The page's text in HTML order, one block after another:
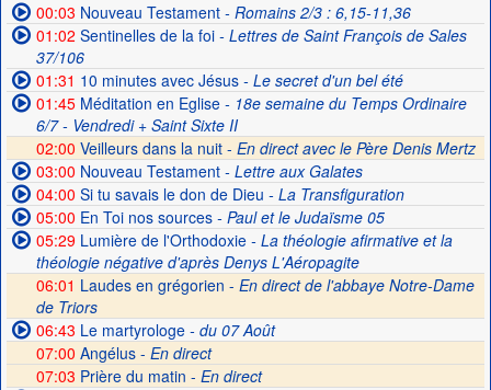
00:03 Nouveau Testament- Romains 2/3 : 6,15-11,36
01:02 Sentinelles de la foi- Lettres de Saint François de Sales
37/106
01:31 10 minutes avec Jésus- Le secret d'un bel été
01:45Méditation en Eglise- 18e semaine du Temps Ordinaire
6/7 - Vendredi + Saint Sixte II
02:00 Veilleurs dans la nuit - En direct avec le Père Denis Mertz
03:00 Nouveau Testament- Lettre aux Galates
04:00 Si tu savais le don de Dieu - La Transfiguration
05:00 En Toi nos sources- Paul et le Judaïsme 05
05:29Lumière de l'Orthodoxie- La théologie afirmative et la
théologie négative d'après Denys L'Aéropagite
06:01 Laudes en grégorien - En direct de l'abbaye Notre-Dame
de Triors
06:43 Le martyrologe- du 07 Août
07:00 Angélus - En direct
07:03 Prière du matin - En direct